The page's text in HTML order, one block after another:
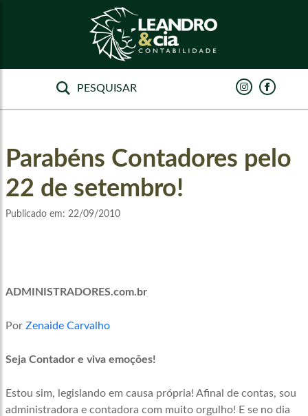
Parabéns Contadores pelo
22 de setembro!
Publicado em: 22/09/2010
ADMINISTRADORES.com.br
Por Zenaide Carvalho
Seja Contador e viva emoções!
Estou sim, legislando em causa própria! Afinal de contas, sou
administradora e contadora com muito orgulho! E se no dia